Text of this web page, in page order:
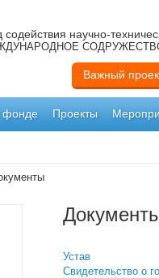
научно-
Важный
Проекты
Устав
Свидетельство о